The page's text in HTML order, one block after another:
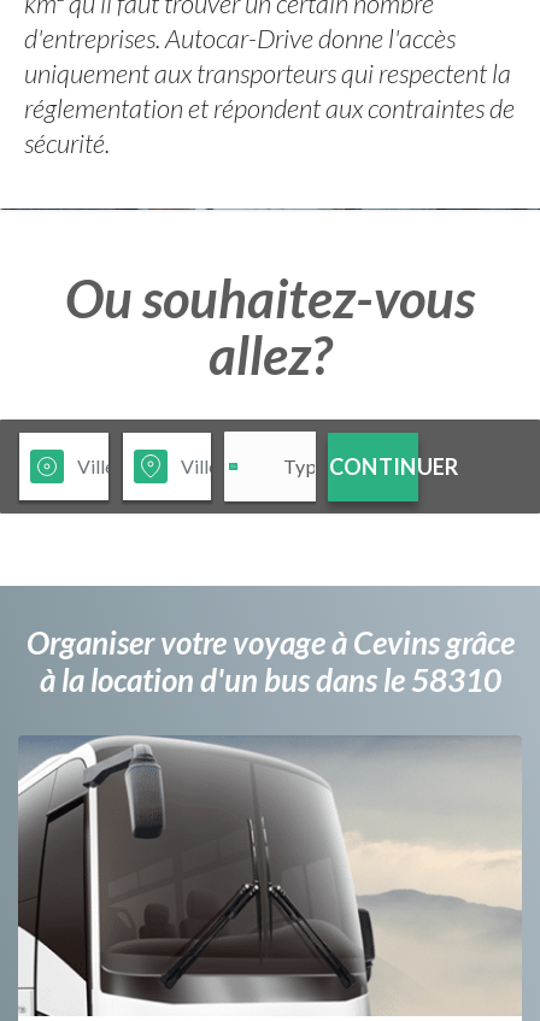
d'entreprises. Autocar-Drive donne l'accès
uniquement aux transporteurs qui respectent la
réglementation et répondent aux contraintes de
sécurité.
Ou souhaitez-vous
allez?
CONTINUER
Organiser votre voyage à Cevins grâce
à la location d'un bus dans le 58310